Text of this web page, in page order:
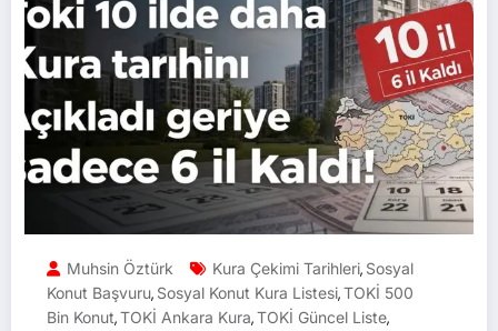
Muhsin Öztürk Kura Çekimi Tarihleri, Sosyal
Konut Başvuru, Sosyal Konut Kura Listesi,TOKİ 500
Bin Konut,TOKİ Ankara Kura,TOKİ Güncel Liste,